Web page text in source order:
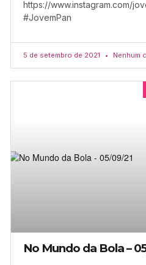
https://www.instagram.com/
#JovemPan
5 de setembro de 2021 Nenhum
No Mundo da Bola –